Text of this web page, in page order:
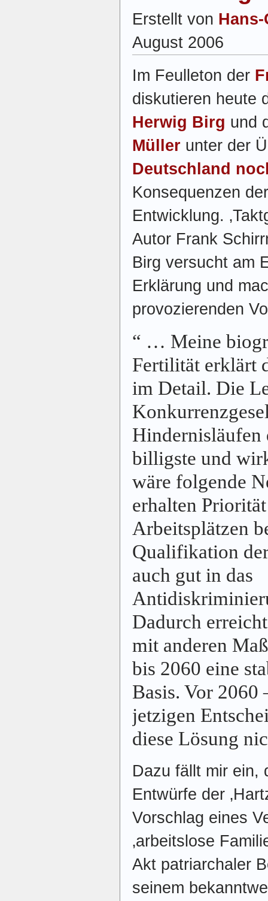
Erstellt von
August 2006
Im Feulleton der
diskutieren heute
Herwig Birg und
Müller unter der
Deutschland
Konsequenzen
Entwicklung.
Autor Frank
Birg versucht am
Erklärung und
provozierenden
“ … Meine
Fertilität erklärt
im Detail. Die
Hindernisläufen
billigste und
wäre folgende
erhalten
Arbeitsplätzen
Qualifikation
auch gut in das
Dadurch
mit anderen
bis 2060 eine
Basis. Vor 2060
jetzigen
diese Lösung
Dazu fällt mir ein,
Entwürfe der
Vorschlag eines
‚arbeitslose
Akt patriarchaler
seinem